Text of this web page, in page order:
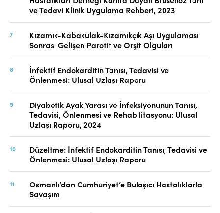
ve Tedavi Klinik Uygulama Rehberi, 2023
Kızamık-Kabakulak-Kızamıkçık Aşı Uygulaması
Sonrası Gelişen Parotit ve Orşit Olguları
İnfektif Endokarditin Tanısı, Tedavisi ve
Önlenmesi: Ulusal Uzlaşı Raporu
Diyabetik Ayak Yarası ve İnfeksiyonunun Tanısı,
Tedavisi, Önlenmesi ve Rehabilitasyonu: Ulusal
Uzlaşı Raporu, 2024
Düzeltme: İnfektif Endokarditin Tanısı, Tedavisi ve
Önlenmesi: Ulusal Uzlaşı Raporu
Osmanlı’dan Cumhuriyet’e Bulaşıcı Hastalıklarla
Savaşım